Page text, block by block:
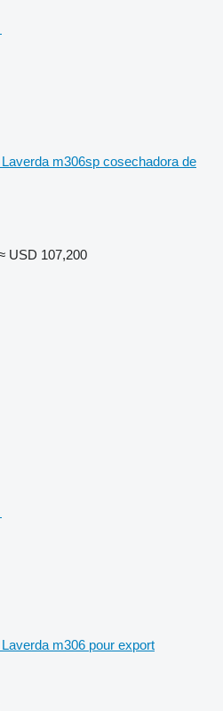
Laverda m306sp cosechadora de
USD 107,200
Laverda m306 pour export